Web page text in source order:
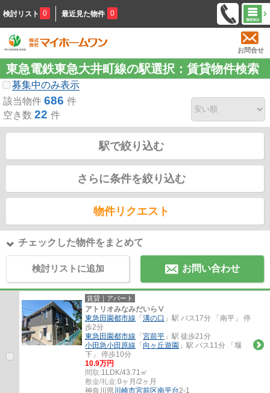
検討リスト 0 最近見た物件 0
お問合せ
東急電鉄東急大井町線の駅選択：賃貸物件検索
募集中のみ表示
該当物件 686 件
空き数 22 件
駅で絞り込む
さらに条件を絞り込む
物件リクエスト
チェックした物件をまとめて
検討リストに追加 お問い合わせ
賃貸｜アパート
アトリオみなみだいらⅤ
東急田園都市線 「 溝の口 」駅 バス17分 「南平」 停
歩2分
東急田園都市線 「 宮前平 」駅 徒歩21分
小田急小田原線 「 向ヶ丘遊園 」駅 バス11分 「堰
下」 停歩10分
10.9万円
間取:1LDK/43.71㎡
敷金/礼金:0ヶ月/2ヶ月
神奈川県川崎市宮前区南平台2-1